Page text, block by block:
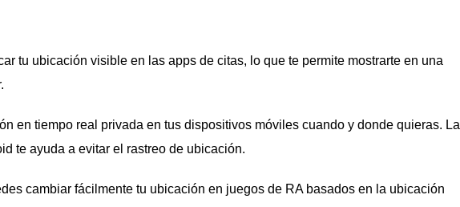
tu ubicación visible en las apps de citas, lo que te permite mostrarte en una
en tiempo real privada en tus dispositivos móviles cuando y donde quieras. La
te ayuda a evitar el rastreo de ubicación.
cambiar fácilmente tu ubicación en juegos de RA basados en la ubicación